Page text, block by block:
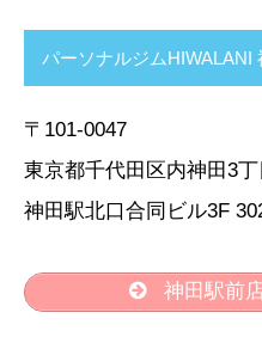
パーソナルジムHIWALANI
〒101-0047
東京都千代田区内神田3
神田駅北口合同ビル3F
神田駅前